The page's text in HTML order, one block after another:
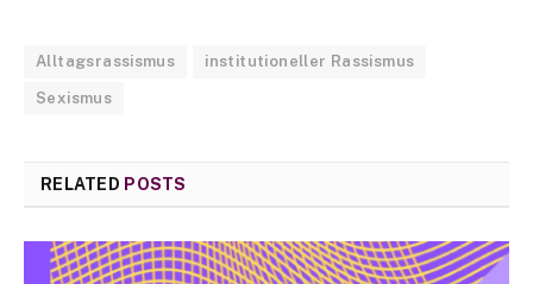
Alltagsrassismus institutioneller Rassismus
Sexismus
RELATED POSTS